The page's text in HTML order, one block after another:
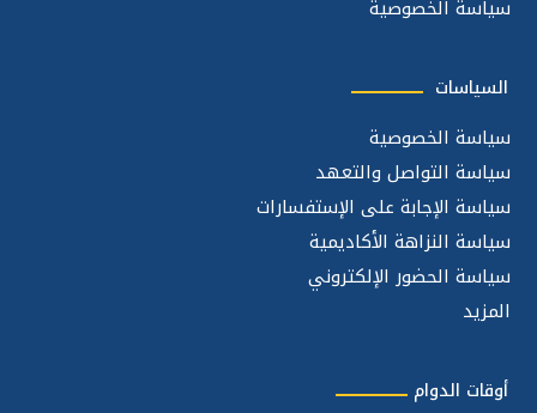
سياسة الخصوصية
السياسات
سياسة الخصوصية
سياسة التواصل والتعهد
سياسة الإجابة على الإستفسارات
سياسة النزاهة الأكاديمية
سياسة الحضور الإلكتروني
المزيد
أوقات الدوام